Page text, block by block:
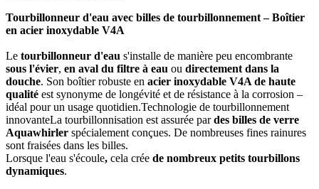
Tourbillonneur d'eau avec billes de tourbillonnement – Boîtier
en acier inoxydable V4A
Le tourbillonneur d'eau s'installe de manière peu encombrante
sous l'évier, en aval du filtre à eau ou directement dans la
douche. Son boîtier robuste en acier inoxydable V4A de haute
qualité est synonyme de longévité et de résistance à la corrosion –
idéal pour un usage quotidien.Technologie de tourbillonnement
innovanteLa tourbillonnisation est assurée pardes billes de verre
Aquawhirler spécialement conçues. De nombreuses fines rainures
sont fraisées dans les billes.
Lorsque l'eau s'écoule, cela crée de nombreux petits tourbillons
dynamiques.